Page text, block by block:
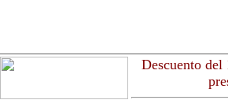
Descuento del